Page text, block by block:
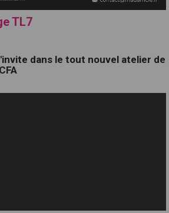
TL7
dans le tout nouvel atelier de